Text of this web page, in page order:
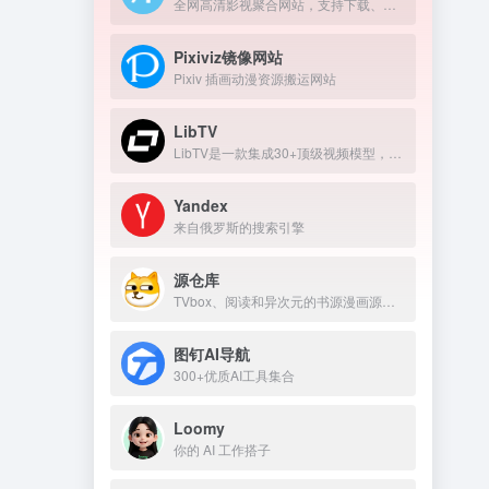
Pixiviz镜像网站
Pixiv 插画动漫资源搬运网站
LibTV
Yandex
来自俄罗斯的搜索引擎
源仓库
图钉AI导航
300+优质AI工具集合
Loomy
你的 AI 工作搭子